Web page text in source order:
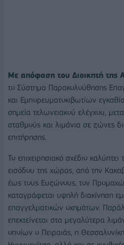
Με απόφαση του Διοικητή της
το Σύστημα Παρακολούθησης
και Εμπορευματοκιβωτίων
σημεία τελωνειακού ελέγχου,
σταθμούς και λιμάνια σε ζώνες
επιτήρησης.
Το επιχειρησιακό σχέδιο καλύπτει
εισόδου της χώρας, από την
έως τους Ευζώνους, τον
καταγράφεται υψηλή διακίνηση
επαγγελματικών οχημάτων.
επεκτείνεται στα μεγαλύτερα
οποίων ο Πειραιάς, η